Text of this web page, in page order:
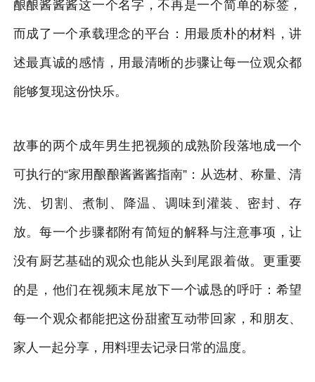
酿酿酱酱酱这一个名字，不再是一个简单的标签，
而成了一个承载理念的平台：用最质朴的材料，讲
述最真诚的感情，用最清晰的步骤让每一位观众都
能够复现这份快乐。
故事的两个成年男生把视频的成熟阶段落地成一个
可执行的“家用酿酿酱酱酱指南”：从选材、称量、清
洗、切割、煮制、降温、调味到灌装、密封、存
放。每一个步骤都附有简短的解释与注意事项，让
没有厨艺基础的观众也能从头到尾跟着做。更重要
的是，他们在视频末尾放下一个诚恳的呼吁：希望
每一个观众都能把这份甜蜜互动带回家，和朋友、
家人一起分享，用料理去记录日常的温度。